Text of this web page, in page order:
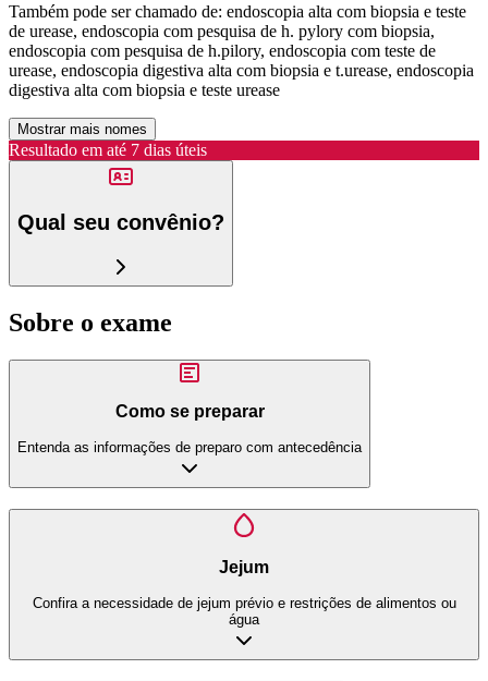
Também pode ser chamado de: endoscopia alta com biopsia e teste
de urease, endoscopia com pesquisa de h. pylory com biopsia,
endoscopia com pesquisa de h.pilory, endoscopia com teste de
urease, endoscopia digestiva alta com biopsia e t.urease, endoscopia
digestiva alta com biopsia e teste urease
Mostrar mais nomes
Resultado em até 7 dias úteis
Qual seu convênio?
Sobre o exame
Como se preparar
Entenda as informações de preparo com antecedência
Jejum
Confira a necessidade de jejum prévio e restrições de alimentos ou
água